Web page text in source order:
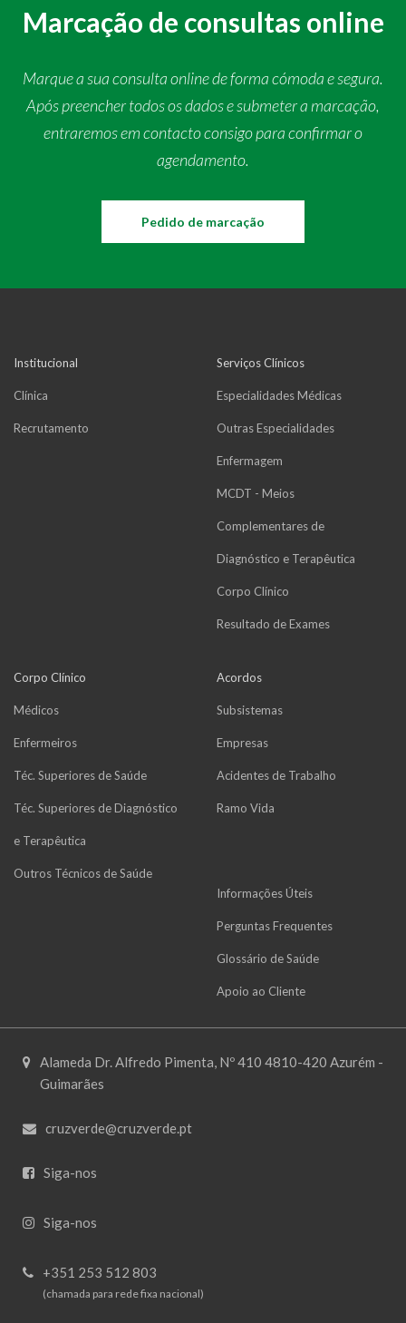
Marcação de consultas online
Marque a sua consulta online de forma cómoda e segura.
Após preencher todos os dados e submeter a marcação,
entraremos em contacto consigo para confirmar o
agendamento.
Pedido de marcação
Institucional
Clínica
Recrutamento
Serviços Clínicos
Especialidades Médicas
Outras Especialidades
Enfermagem
MCDT - Meios
Complementares de
Diagnóstico e Terapêutica
Corpo Clínico
Resultado de Exames
Corpo Clínico
Médicos
Enfermeiros
Téc. Superiores de Saúde
Téc. Superiores de Diagnóstico
e Terapêutica
Outros Técnicos de Saúde
Acordos
Subsistemas
Empresas
Acidentes de Trabalho
Ramo Vida
Informações Úteis
Perguntas Frequentes
Glossário de Saúde
Apoio ao Cliente
Alameda Dr. Alfredo Pimenta, Nº 410 4810-420 Azurém -
Guimarães
cruzverde@cruzverde.pt
Siga-nos
Siga-nos
+351 253 512 803
(chamada para rede fixa nacional)